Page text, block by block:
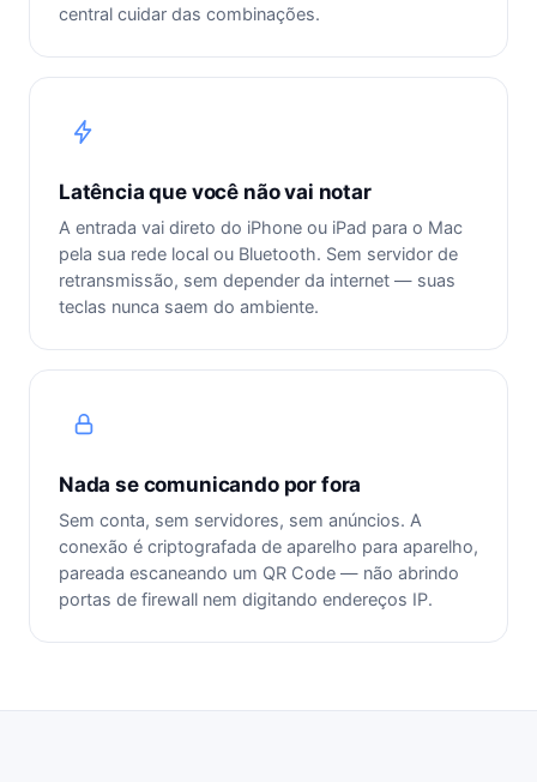
central cuidar das combinações.
Latência que você não vai notar
A entrada vai direto do iPhone ou iPad para o Mac
pela sua rede local ou Bluetooth. Sem servidor de
retransmissão, sem depender da internet — suas
teclas nunca saem do ambiente.
Nada se comunicando por fora
Sem conta, sem servidores, sem anúncios. A
conexão é criptografada de aparelho para aparelho,
pareada escaneando um QR Code — não abrindo
portas de firewall nem digitando endereços IP.